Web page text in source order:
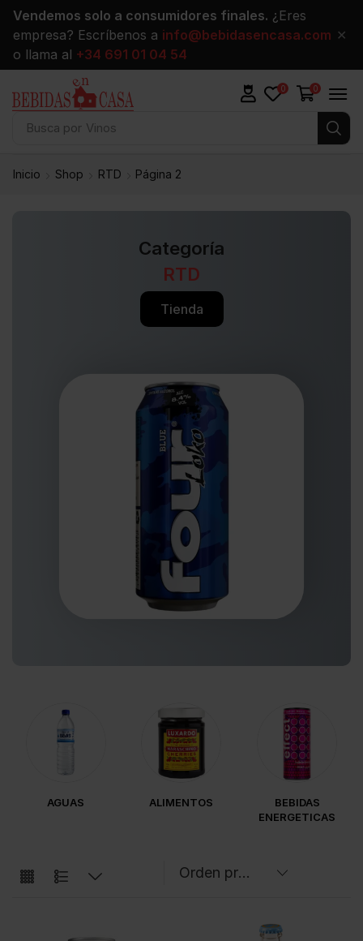
Vendemos solo a consumidores finales. ¿Eres
empresa? Escríbenos a info@bebidasencasa.com
o llama al +34 691 01 04 54
✕
Busca por Vinos
0 0
Inicio Shop RTD Página 2
Categoría
RTD
Tienda
AGUAS ALIMENTOS
BEBIDAS
ENERGETICAS